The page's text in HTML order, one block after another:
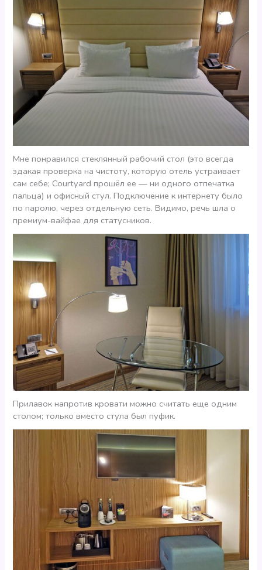
Мне понравился стеклянный рабочий стол (это всегда
эдакая проверка на чистоту, которую отель устраивает
сам себе; Courtyard прошёл ее — ни одного отпечатка
пальца) и офисный стул. Подключение к интернету было
по паролю, через отдельную сеть. Видимо, речь шла о
премиум-вайфае для статусников.
Прилавок напротив кровати можно считать еще одним
столом; только вместо стула был пуфик.